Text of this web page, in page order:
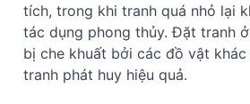
tích, trong khi tranh quá nhỏ lại
tác dụng phong thủy. Đặt tranh
bị che khuất bởi các đồ vật
tranh phát huy hiệu quả.